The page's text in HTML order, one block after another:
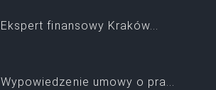
Ekspert finansowy Kraków...
Wypowiedzenie umowy o pra...